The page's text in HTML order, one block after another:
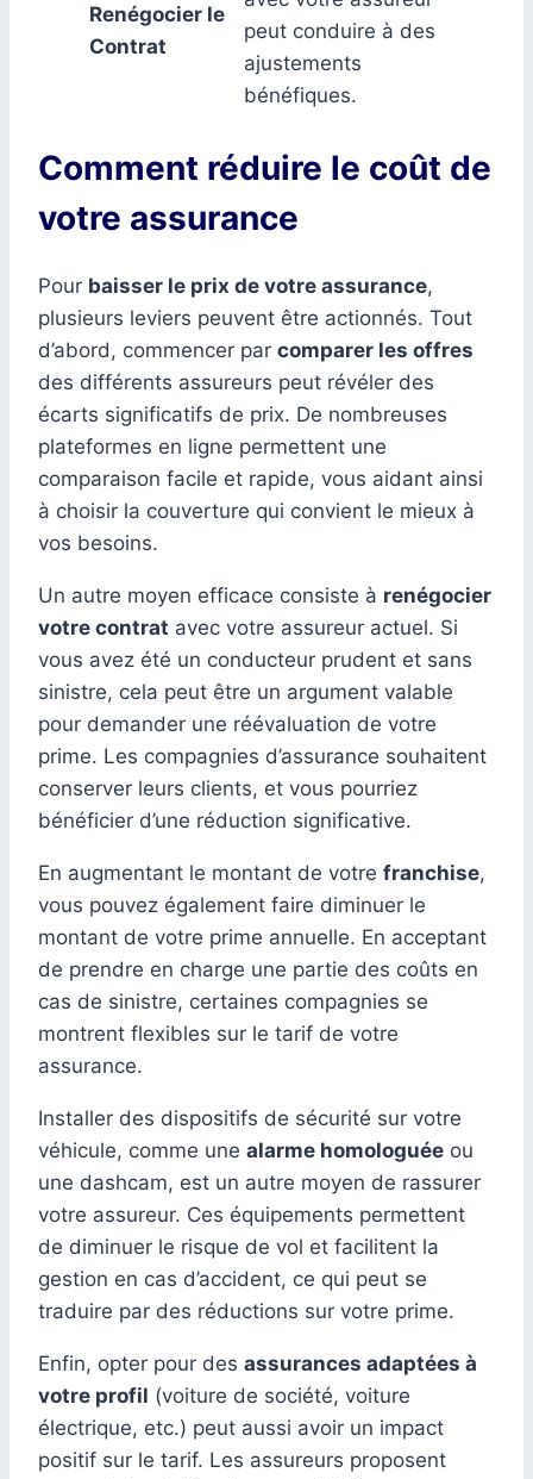
Renégocier le
Contrat
peut conduire à des
ajustements
bénéfiques.
Comment réduire le coût de
votre assurance
Pour baisser le prix de votre assurance,
plusieurs leviers peuvent être actionnés. Tout
d’abord, commencer par comparer les offres
des différents assureurs peut révéler des
écarts significatifs de prix. De nombreuses
plateformes en ligne permettent une
comparaison facile et rapide, vous aidant ainsi
à choisir la couverture qui convient le mieux à
vos besoins.
Un autre moyen efficace consiste à renégocier
votre contrat avec votre assureur actuel. Si
vous avez été un conducteur prudent et sans
sinistre, cela peut être un argument valable
pour demander une réévaluation de votre
prime. Les compagnies d’assurance souhaitent
conserver leurs clients, et vous pourriez
bénéficier d’une réduction significative.
En augmentant le montant de votre franchise,
vous pouvez également faire diminuer le
montant de votre prime annuelle. En acceptant
de prendre en charge une partie des coûts en
cas de sinistre, certaines compagnies se
montrent flexibles sur le tarif de votre
assurance.
Installer des dispositifs de sécurité sur votre
véhicule, comme une alarme homologuée ou
une dashcam, est un autre moyen de rassurer
votre assureur. Ces équipements permettent
de diminuer le risque de vol et facilitent la
gestion en cas d’accident, ce qui peut se
traduire par des réductions sur votre prime.
Enfin, opter pour des assurances adaptées à
votre profil (voiture de société, voiture
électrique, etc.) peut aussi avoir un impact
positif sur le tarif. Les assureurs proposent